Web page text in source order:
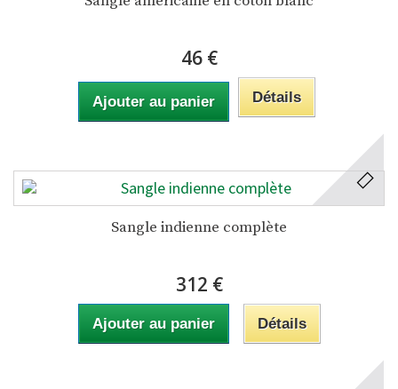
46 €
Ajouter au panier Détails
Sangle indienne complète
312 €
Ajouter au panier Détails